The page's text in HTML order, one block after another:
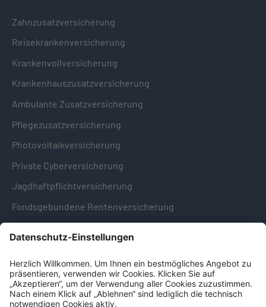
Zahnzusatzversicherung
Reisekrankenversicherung
Krankenvollversicherung
Krankenhauszusatzversicherung
Ambulante Zusatzversicherung
Pflegezusatzversicherung
Photovoltaikversicherung
Private Cyberversicherung
Jagdhaftpflichtversicherung
Fondsgebundene Rentenversicherung
Hinweise & Informationen
Impressum
Datenschutz